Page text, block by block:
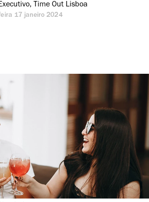
Time Out Lisboa
17 janeiro 2024